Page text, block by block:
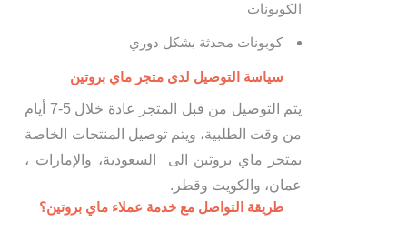
الكوبونات
كوبونات محدثة بشكل دوري
سياسة التوصيل لدى متجر ماي بروتين
يتم التوصيل من قبل المتجر عادة خلال 5-7 أيام
من وقت الطلبية، ويتم توصيل المنتجات الخاصة
بمتجر ماي بروتين الى السعودية، والإمارات ،
عمان، والكويت وقطر.
طريقة التواصل مع خدمة عملاء ماي بروتين؟